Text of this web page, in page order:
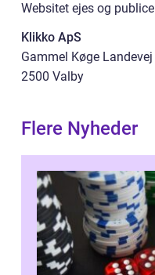
Websitet ejes og
Klikko ApS
Gammel Køge
2500 Valby
Flere Nyheder